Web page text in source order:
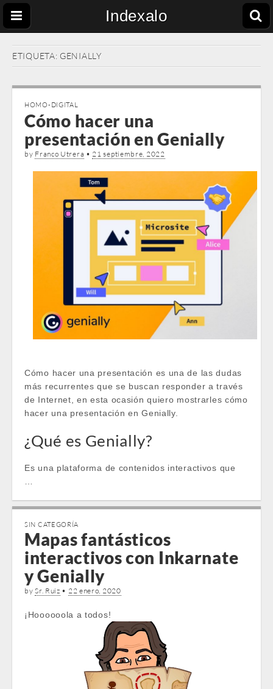
Indexalo
ETIQUETA: GENIALLY
HOMO-DIGITAL
Cómo hacer una
presentación en Genially
by Franco Utrera • 21 septiembre, 2022
Cómo hacer una presentación es una de las dudas
más recurrentes que se buscan responder a través
de Internet, en esta ocasión quiero mostrarles cómo
hacer una presentación en Genially.
¿Qué es Genially?
Es una plataforma de contenidos interactivos que
SIN CATEGORÍA
Mapas fantásticos
interactivos con Inkarnate
y Genially
bySr. Ruiz • 22 enero, 2020
¡Hoooooola a todos!